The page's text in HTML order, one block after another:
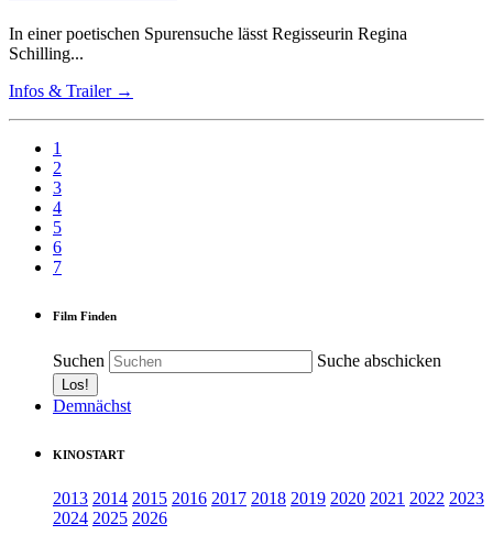
In einer poetischen Spurensuche lässt Regisseurin Regina
Schilling...
Infos & Trailer →
1
2
3
4
5
6
7
Film Finden
Suchen Suche abschicken
Demnächst
KINOSTART
2013 2014 2015 2016 2017 2018 2019 2020 2021 2022 2023
2024 2025 2026